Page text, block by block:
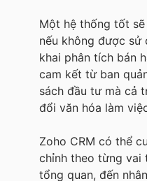
Một hệ thống tốt
nếu không được sử
khai phân tích bán
cam kết từ ban
sách đầu tư mà cả
đổi văn hóa làm
Zoho CRM có thể
chỉnh theo từng vai
tổng quan, đến